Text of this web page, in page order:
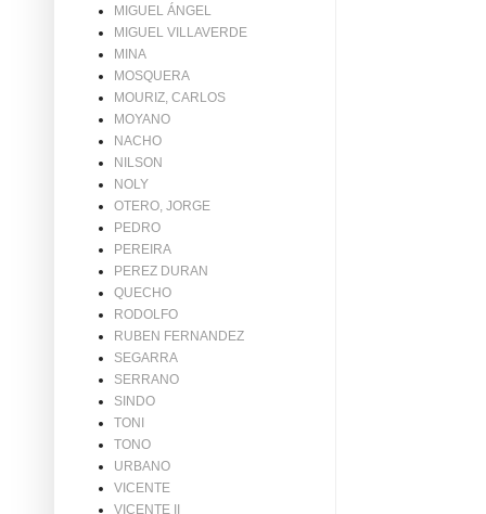
MIGUEL ÁNGEL
MIGUEL VILLAVERDE
MINA
MOSQUERA
MOURIZ, CARLOS
MOYANO
NACHO
NILSON
NOLY
OTERO, JORGE
PEDRO
PEREIRA
PEREZ DURAN
QUECHO
RODOLFO
RUBEN FERNANDEZ
SEGARRA
SERRANO
SINDO
TONI
TONO
URBANO
VICENTE
VICENTE II